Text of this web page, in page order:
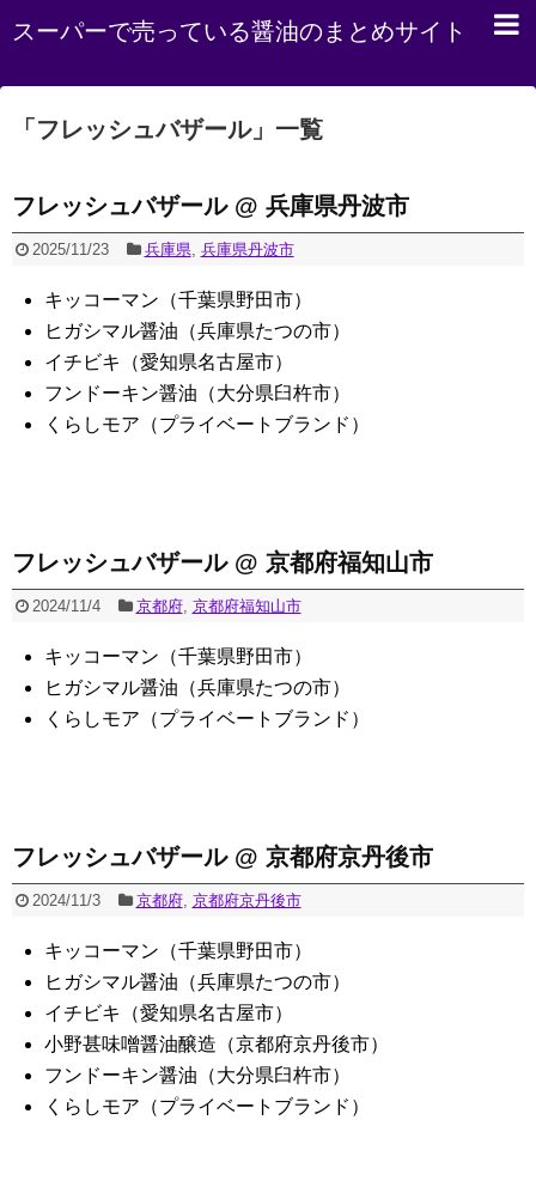
スーパーで売っている醤油のまとめサイト
「 フレッシュバザール」 一覧
フレッシュバザール @ 兵庫県丹波市
2025/11/23 兵庫県, 兵庫県丹波市
キッコーマン（千葉県野田市）
ヒガシマル醤油（兵庫県たつの市）
イチビキ（愛知県名古屋市）
フンドーキン醤油（大分県臼杵市）
くらしモア（プライベートブランド）
フレッシュバザール @ 京都府福知山市
2024/11/4 京都府, 京都府福知山市
キッコーマン（千葉県野田市）
ヒガシマル醤油（兵庫県たつの市）
くらしモア（プライベートブランド）
フレッシュバザール @ 京都府京丹後市
2024/11/3 京都府, 京都府京丹後市
キッコーマン（千葉県野田市）
ヒガシマル醤油（兵庫県たつの市）
イチビキ（愛知県名古屋市）
小野甚味噌醤油醸造（京都府京丹後市）
フンドーキン醤油（大分県臼杵市）
くらしモア（プライベートブランド）